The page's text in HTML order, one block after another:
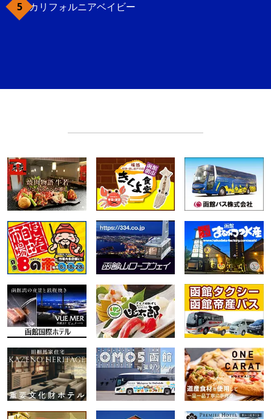
カリフォルニアベイビー